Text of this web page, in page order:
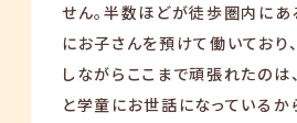
せん。半数ほどが徒歩圏内に
にお子さんを預けて働いており
しながらここまで頑張れたのは
と学童にお世話になっているか